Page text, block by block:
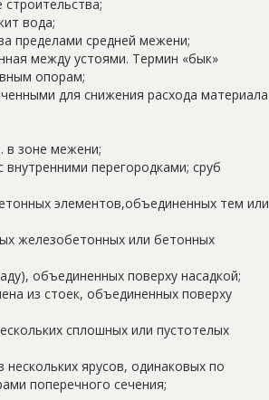
вода;
пределами средней межени;
между устоями. Термин «бык»
опорам;
для снижения расхода материала
в зоне межени;
перегородками; сруб
элементов,объединенных тем или
железобетонных или бетонных
объединенных поверху насадкой;
из стоек, объединенных поверху
сплошных или пустотелых
ярусов, одинаковых по
поперечного сечения;